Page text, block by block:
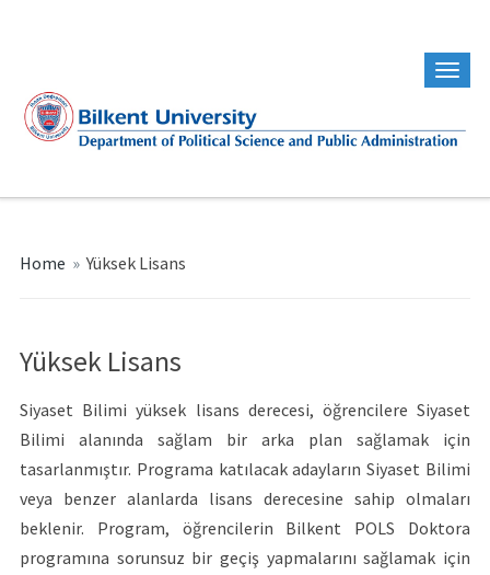
Home » Yüksek Lisans
Yüksek Lisans
Siyaset Bilimi yüksek lisans derecesi, öğrencilere Siyaset
Bilimi alanında sağlam bir arka plan sağlamak için
tasarlanmıştır. Programa katılacak adayların Siyaset Bilimi
veya benzer alanlarda lisans derecesine sahip olmaları
beklenir. Program, öğrencilerin Bilkent POLS Doktora
programına sorunsuz bir geçiş yapmalarını sağlamak için